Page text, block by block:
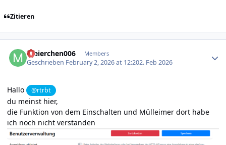
Zitieren
meierchen006 Members
Geschrieben February 2, 2026 at 12:202. Feb 2026
Hallo @rtrbt
du meinst hier,
die Funktion von dem Einschalten und Mülleimer dort habe
ich noch nicht verstanden